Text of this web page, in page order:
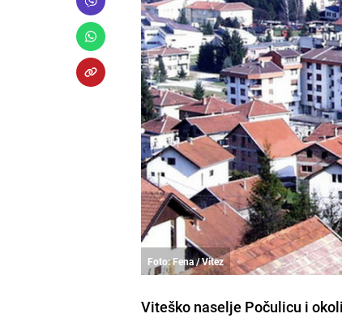
Foto: Fena / Vitez
Viteško naselje Počulicu i